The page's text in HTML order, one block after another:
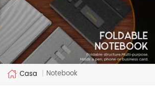
Casa | Notebook